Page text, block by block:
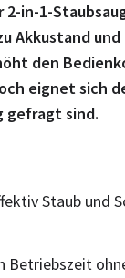
2-in-1-
Akkustand
den
eignet sich
gefragt sind.
Staub und
Betriebszeit